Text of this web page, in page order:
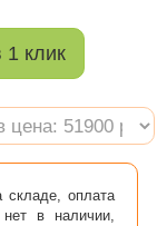
1 клик
складе, оплата
в наличии,